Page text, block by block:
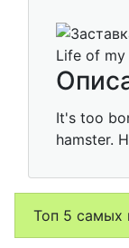
It's too
hamster.
Топ 5 самых